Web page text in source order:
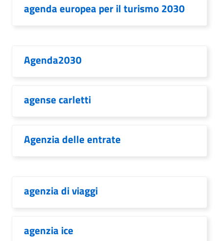
agenda europea per il turismo 2030
Agenda2030
agense carletti
Agenzia delle entrate
agenzia di viaggi
agenzia ice